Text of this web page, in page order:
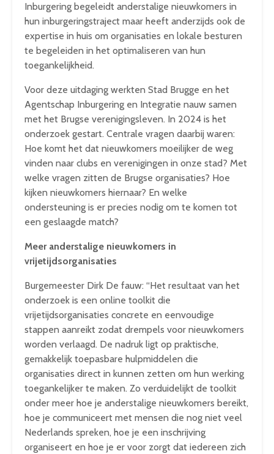
Inburgering begeleidt anderstalige nieuwkomers in
hun inburgeringstraject maar heeft anderzijds ook de
expertise in huis om organisaties en lokale besturen
te begeleiden in het optimaliseren van hun
toegankelijkheid.
Voor deze uitdaging werkten Stad Brugge en het
Agentschap Inburgering en Integratie nauw samen
met het Brugse verenigingsleven. In 2024 is het
onderzoek gestart. Centrale vragen daarbij waren:
Hoe komt het dat nieuwkomers moeilijker de weg
vinden naar clubs en verenigingen in onze stad? Met
welke vragen zitten de Brugse organisaties? Hoe
kijken nieuwkomers hiernaar? En welke
ondersteuning is er precies nodig om te komen tot
een geslaagde match?
Meer anderstalige nieuwkomers in
vrijetijdsorganisaties
Burgemeester Dirk De fauw: “Het resultaat van het
onderzoek is een online toolkit die
vrijetijdsorganisaties concrete en eenvoudige
stappen aanreikt zodat drempels voor nieuwkomers
worden verlaagd. De nadruk ligt op praktische,
gemakkelijk toepasbare hulpmiddelen die
organisaties direct in kunnen zetten om hun werking
toegankelijker te maken. Zo verduidelijkt de toolkit
onder meer hoe je anderstalige nieuwkomers bereikt,
hoe je communiceert met mensen die nog niet veel
Nederlands spreken, hoe je een inschrijving
organiseert en hoe je er voor zorgt dat iedereen zich